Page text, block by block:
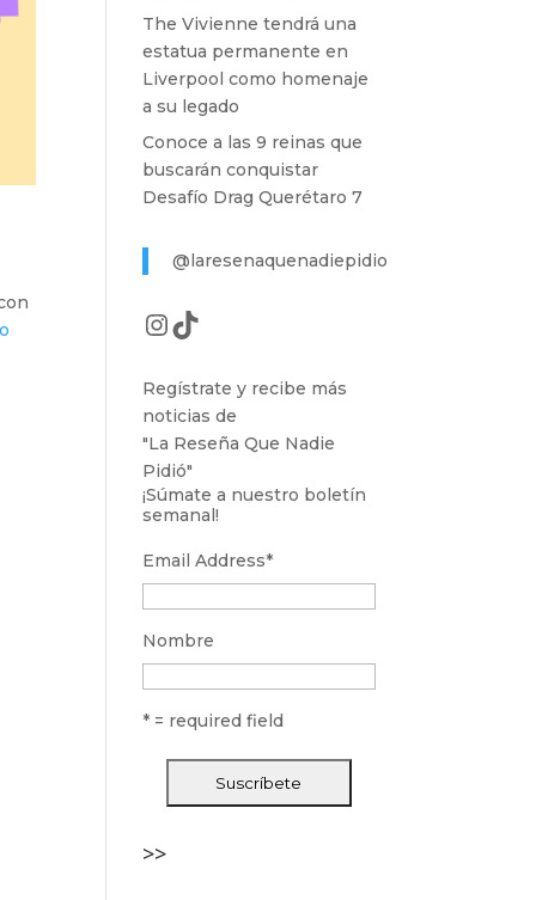
The Vivienne tendrá una
estatua permanente en
Liverpool como homenaje
a su legado
Conoce a las 9 reinas que
buscarán conquistar
Desafío Drag Querétaro 7
@laresenaquenadiepidio
Instagram
TikTok
Regístrate y recibe más
noticias de
"La Reseña Que Nadie
Pidió"
¡Súmate a nuestro boletín
semanal!
Email Address*
Nombre
* = required field
>>